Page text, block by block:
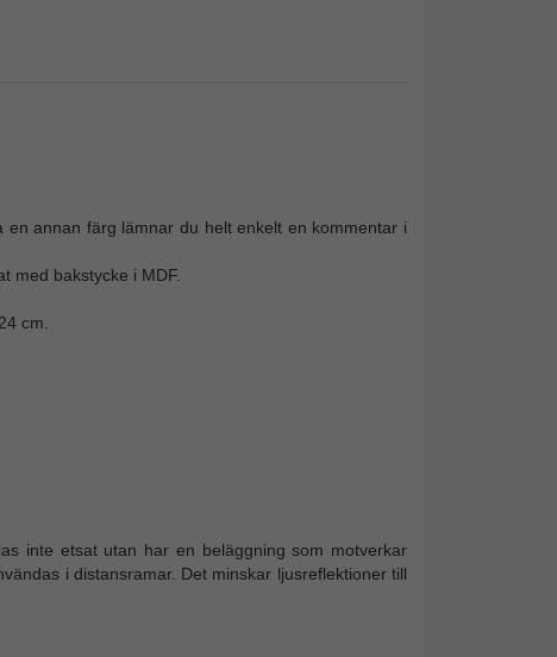
annan färg lämnar du helt enkelt en kommentar i
med bakstycke i MDF.
cm.
inte etsat utan har en beläggning som motverkar
i distansramar. Det minskar ljusreflektioner till